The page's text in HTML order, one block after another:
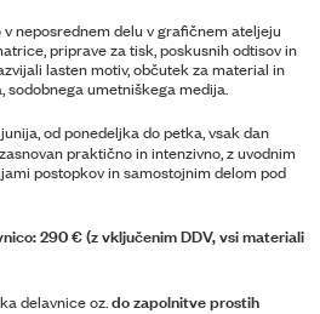
neposrednem delu v grafičnem ateljeju
priprave za tisk, poskusnih odtisov in
lasten motiv, občutek za material in
umetniškega medija.
od ponedeljka do petka, vsak dan
praktično in intenzivno, z uvodnim
postopkov in samostojnim delom pod
290 € (z vključenim DDV, vsi materiali
delavnice oz.do zapolnitve prostih